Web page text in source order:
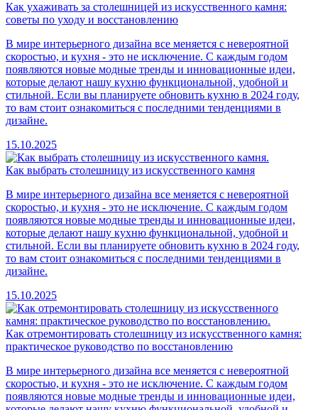
Как ухаживать за столешницей из искусственного камня:
советы по уходу и восстановлению
В мире интерьерного дизайна все меняется с невероятной
скоростью, и кухня - это не исключение. С каждым годом
появляются новые модные тренды и инновационные идеи,
которые делают нашу кухню функциональной, удобной и
стильной. Если вы планируете обновить кухню в 2024 году,
то вам стоит ознакомиться с последними тенденциями в
дизайне.
15.10.2025
Как выбрать столешницу из искусственного камня
В мире интерьерного дизайна все меняется с невероятной
скоростью, и кухня - это не исключение. С каждым годом
появляются новые модные тренды и инновационные идеи,
которые делают нашу кухню функциональной, удобной и
стильной. Если вы планируете обновить кухню в 2024 году,
то вам стоит ознакомиться с последними тенденциями в
дизайне.
15.10.2025
Как отремонтировать столешницу из искусственного камня:
практическое руководство по восстановлению
В мире интерьерного дизайна все меняется с невероятной
скоростью, и кухня - это не исключение. С каждым годом
появляются новые модные тренды и инновационные идеи,